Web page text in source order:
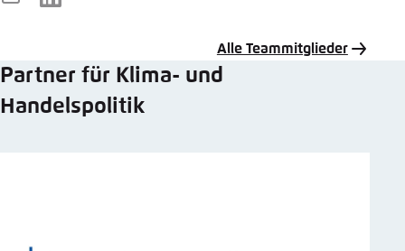
E-
LinkedIn
Alle Teammitglieder
Partner für Klima- und
Handelspolitik